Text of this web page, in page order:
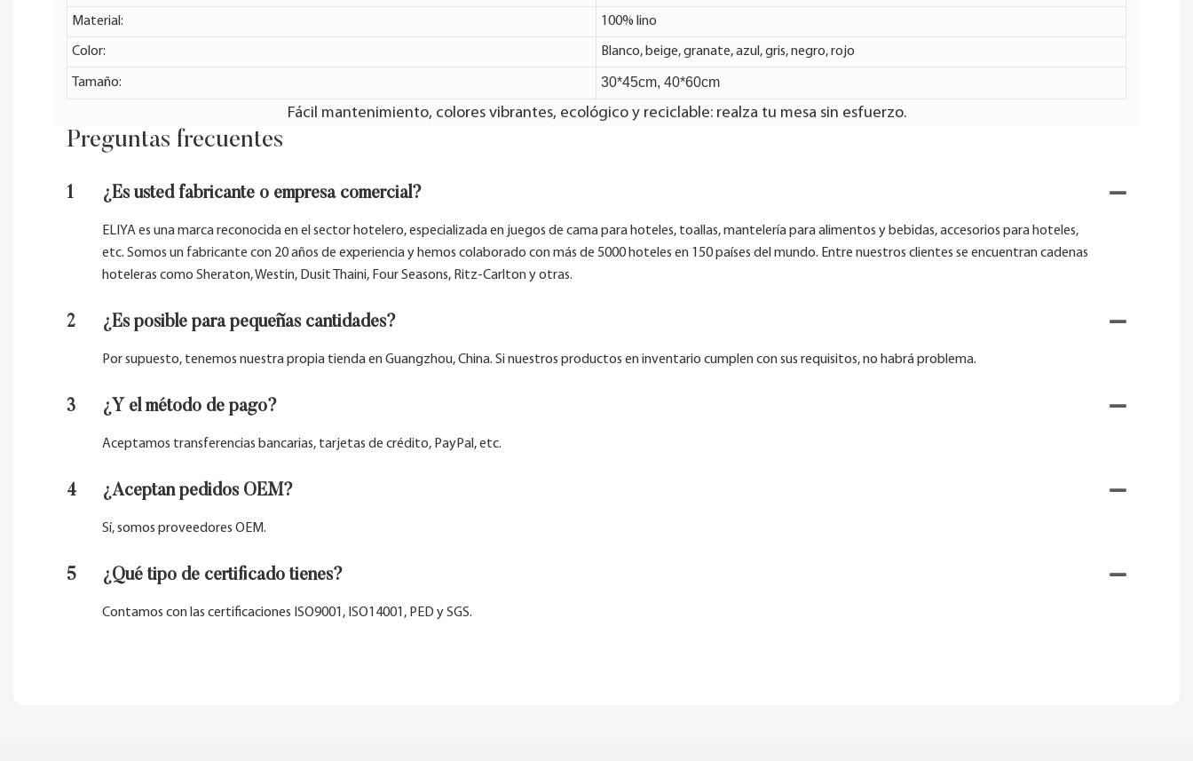
Material: 100% lino
Color: Blanco, beige, granate, azul, gris, negro, rojo
Tamaño: 30*45cm, 40*60cm
Fácil mantenimiento, colores vibrantes, ecológico y reciclable: realza tu mesa sin esfuerzo.
Preguntas frecuentes
1 ¿Es usted fabricante o empresa comercial?
ELIYA es una marca reconocida en el sector hotelero, especializada en juegos de cama para hoteles, toallas, mantelería para alimentos y bebidas, accesorios para hoteles,
etc. Somos un fabricante con 20 años de experiencia y hemos colaborado con más de 5000 hoteles en 150 países del mundo. Entre nuestros clientes se encuentran cadenas
hoteleras como Sheraton, Westin, Dusit Thaini, Four Seasons, Ritz-Carlton y otras.
2 ¿Es posible para pequeñas cantidades?
Por supuesto, tenemos nuestra propia tienda en Guangzhou, China. Si nuestros productos en inventario cumplen con sus requisitos, no habrá problema.
3 ¿Y el método de pago?
Aceptamos transferencias bancarias, tarjetas de crédito, PayPal, etc.
4 ¿Aceptan pedidos OEM?
Sí, somos proveedores OEM.
5 ¿Qué tipo de certificado tienes?
Contamos con las certificaciones ISO9001, ISO14001, PED y SGS.